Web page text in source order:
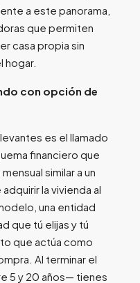
a este panorama,
que permiten
casa propia sin
hogar.
con opción de
es el llamado
financiero que
similar a un
la vivienda al
una entidad
que tú elijas y tú
que actúa como
Al terminar el
5 y 20 años— tienes